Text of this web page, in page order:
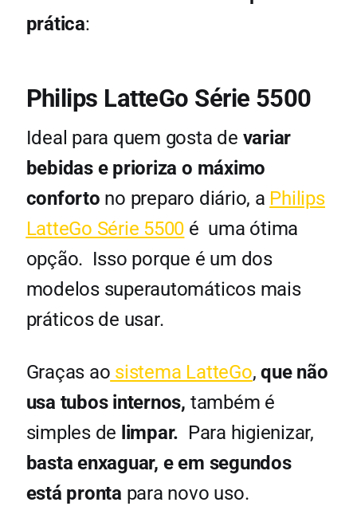
prática:
Philips LatteGo Série 5500
Ideal para quem gosta de variar
bebidas e prioriza o máximo
conforto no preparo diário, a Philips
LatteGo Série 5500 é uma ótima
opção. Isso porque é um dos
modelos superautomáticos mais
práticos de usar.
Graças ao sistema LatteGo, que não
usa tubos internos, também é
simples de limpar. Para higienizar,
basta enxaguar, e em segundos
está pronta para novo uso.